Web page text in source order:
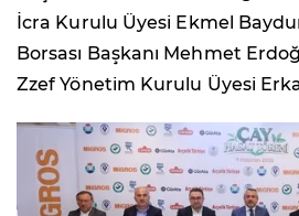
İcra Kurulu Üyesi Ekmel
Borsası Başkanı Mehmet
Zzef Yönetim Kurulu Üyesi